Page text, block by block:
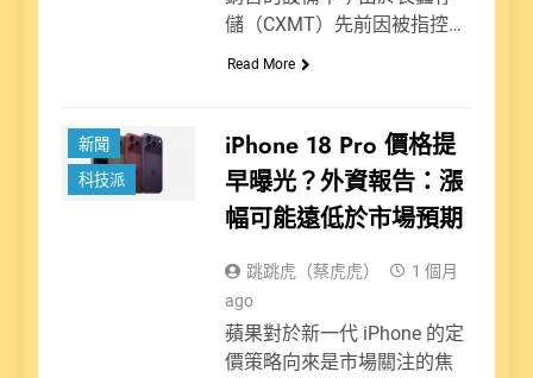
儲（CXMT）先前因被指控…
Read More
新聞
科技派
iPhone 18 Pro 價格提
早曝光？外資報告：漲
幅可能遠低於市場預期
跳跳虎（蔡虎虎）
1 個月
ago
蘋果對於新一代 iPhone 的定
價策略向來是市場關注的焦